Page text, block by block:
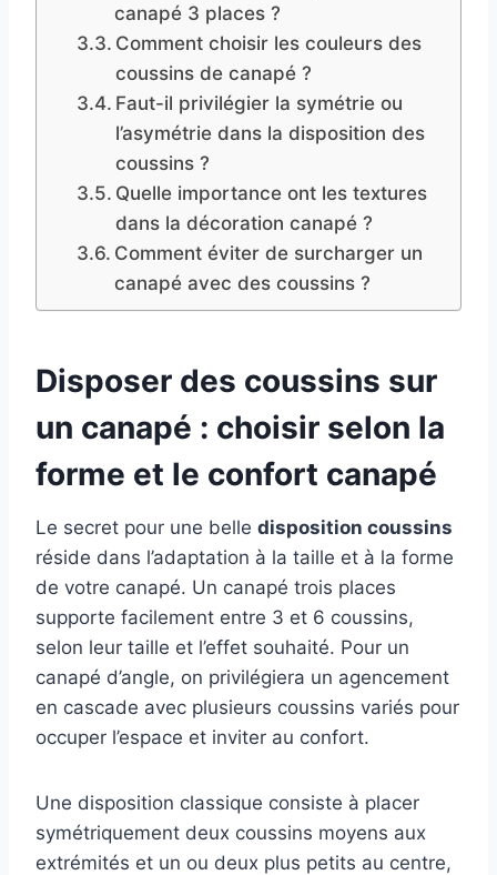
canapé 3 places ?
Comment choisir les couleurs des
coussins de canapé ?
Faut-il privilégier la symétrie ou
l’asymétrie dans la disposition des
coussins ?
Quelle importance ont les textures
dans la décoration canapé ?
Comment éviter de surcharger un
canapé avec des coussins ?
Disposer des coussins sur
un canapé : choisir selon la
forme et le confort canapé
Le secret pour une belle disposition coussins
réside dans l’adaptation à la taille et à la forme
de votre canapé. Un canapé trois places
supporte facilement entre 3 et 6 coussins,
selon leur taille et l’effet souhaité. Pour un
canapé d’angle, on privilégiera un agencement
en cascade avec plusieurs coussins variés pour
occuper l’espace et inviter au confort.
Une disposition classique consiste à placer
symétriquement deux coussins moyens aux
extrémités et un ou deux plus petits au centre,